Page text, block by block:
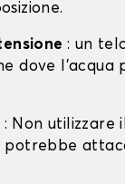
: un
dove l'acqua
: Non utilizzare
potrebbe